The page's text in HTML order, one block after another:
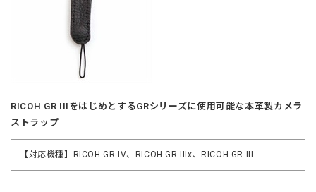
RICOH GR IIIをはじめとするGRシリーズに使用可能な本革製カメラ
ストラップ
【対応機種】RICOH GR IV、RICOH GR IIIx、RICOH GR III